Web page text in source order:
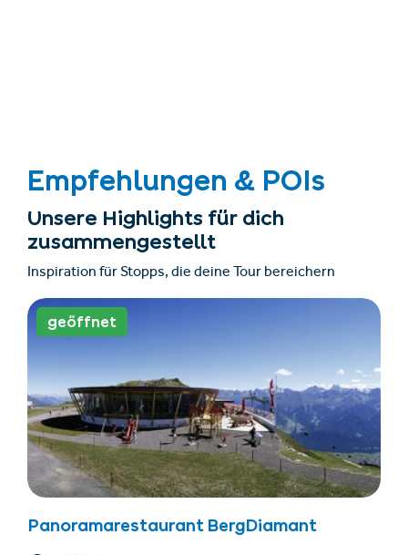
Empfehlungen & POIs
Unsere Highlights für dich
zusammengestellt
Inspiration für Stopps, die deine Tour bereichern
geöffnet
Panoramarestaurant BergDiamant